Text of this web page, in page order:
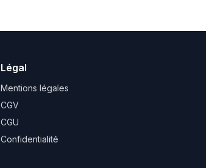
Légal
Mentions légales
CGV
CGU
Confidentialité